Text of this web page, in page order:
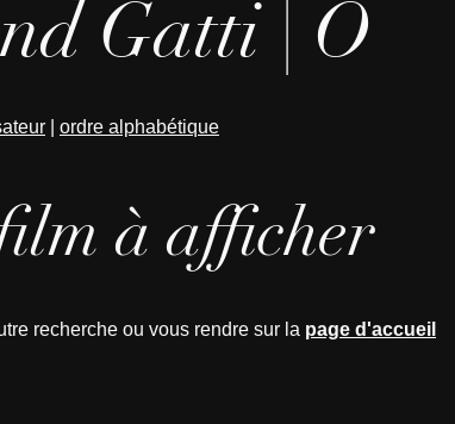
Gatti | O
ordre alphabétique
à afficher
recherche ou vous rendre sur la page d'accueil